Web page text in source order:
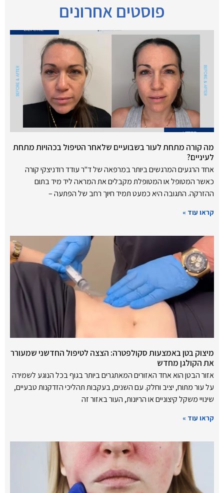
פוסטים אחרונים
מה קורה מתחת לעור בשבועיים שלאחר הטיפול בכהויות מתחת
לעיניים?
אחד הרגעים המרגשים ביותר במרפאה של ד"ר עודד רודניצקי קורה
כאשר המטופל או המטופלת מקבלים את המראה ליד מיד בתום
ההזרקה. התגובה היא כמעט תמיד חיוך רחב של הפתעה –
קראו עוד »
מיצוק בטן באמצעות סקולפטרה: הצצה לטיפול החדשני שמעורר
את הקולגן מחדש
אזור הבטן הוא אחד האזורים המאתגרים ביותר בגוף בכל הנוגע לשמירה
על עור מתוח, יציב וחלק. עם השנים, בעקבות תהליכי הזדקנות טבעיים,
שינויי משקל קיצוניים או הריונות, העור באזור זה
קראו עוד »